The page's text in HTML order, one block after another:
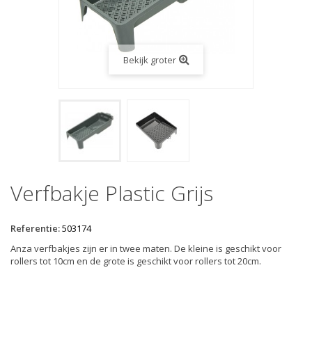
Bekijk groter
Verfbakje Plastic Grijs
Referentie:503174
Anza verfbakjes zijn er in twee maten. De kleine is geschikt voor
rollers tot 10cm en de grote is geschikt voor rollers tot 20cm.